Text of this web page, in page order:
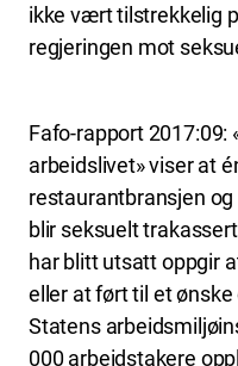
ikke vært tilstrekkelig
regjeringen mot
Fafo-rapport 2017:09:
arbeidslivet» viser at
restaurantbransjen
blir seksuelt
har blitt utsatt oppgir
eller at ført til et
Statens
000 arbeidstakere